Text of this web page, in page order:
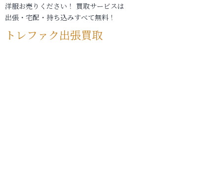
洋服お売りください！ 買取サービスは
出張・宅配・持ち込みすべて無料！
トレファク出張買取